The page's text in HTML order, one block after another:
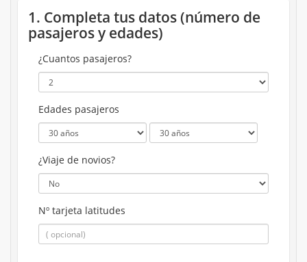
1. Completa tus datos (número de
pasajeros y edades)
¿Cuantos pasajeros?
Edades pasajeros
¿Viaje de novios?
Nº tarjeta latitudes